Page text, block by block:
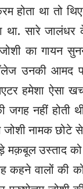
होता था तो
था. सारे जालंधर
जोशी का गायन
उनकी आमद
हमेशा ऐसा
जगह नहीं होती
जोशी नामक
मक़बूल उस्ताद को
कहने वालों की